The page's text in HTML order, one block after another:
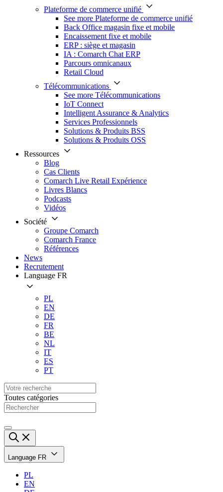
Plateforme de commerce unifié
See more Plateforme de commerce unifié
Back Office magasin fixe et mobile
Encaissement fixe et mobile
ERP : siège et magasin
IA : Comarch Chat ERP
Parcours omnicanaux
Retail Cloud
Télécommunications
See more Télécommunications
IoT Connect
Intelligent Assurance & Analytics
Services Professionnels
Solutions & Produits BSS
Solutions & Produits OSS
Ressources
Blog
Cas Clients
Comarch Live Retail Expérience
Livres Blancs
Podcasts
Vidéos
Société
Groupe Comarch
Comarch France
Références
News
Recrutement
Language FR
PL
EN
DE
FR
BE
NL
IT
ES
PT
Toutes catégories
Language FR
PL
EN